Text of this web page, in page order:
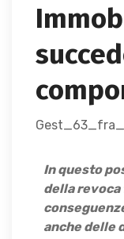
In questo
della revoca
anche delle